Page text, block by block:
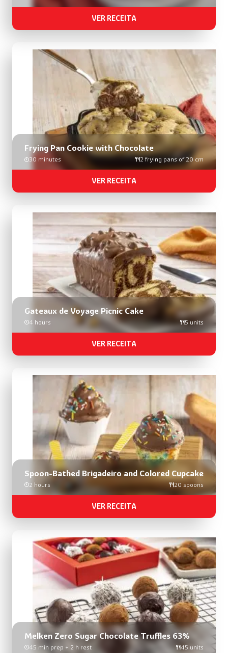
VER RECEITA
Frying Pan Cookie with Chocolate
30 minutes 2 frying pans of 20 cm
VER RECEITA
Gateaux de Voyage Picnic Cake
4 hours 5 units
VER RECEITA
Spoon-Bathed Brigadeiro and Colored Cupcake
2 hours 20 spoons
VER RECEITA
Melken Zero Sugar Chocolate Truffles 63%
45 min prep + 2 h rest 45 units